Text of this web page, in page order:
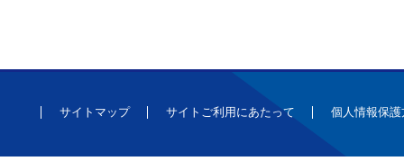
サイトマップ サイトご利用にあたって 個人情報保護